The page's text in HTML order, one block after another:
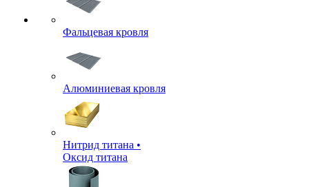
Фальцевая кровля
Алюминиевая кровля
Нитрид титана •
Оксид титана